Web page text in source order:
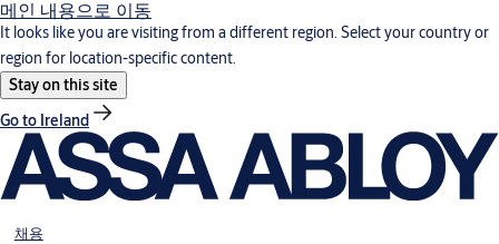
메인 내용으로 이동
It looks like you are visiting from a different region. Select your country or
region for location-specific content.
Stay on this site
Go to Ireland
채용